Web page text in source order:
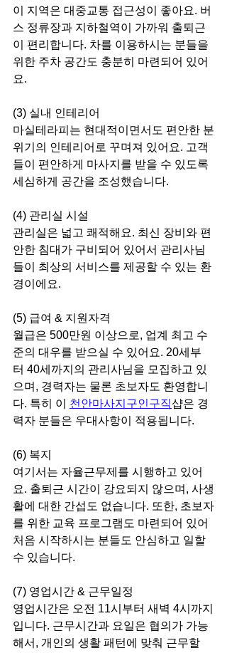
이 지역은 대중교통 접근성이 좋아요. 버
스 정류장과 지하철역이 가까워 출퇴근
이 편리합니다. 차를 이용하시는 분들을
위한 주차 공간도 충분히 마련되어 있어
요.
(3) 실내 인테리어
마실테라피는 현대적이면서도 편안한 분
위기의 인테리어로 꾸며져 있어요. 고객
들이 편안하게 마사지를 받을 수 있도록
세심하게 공간을 조성했습니다.
(4) 관리실 시설
관리실은 넓고 쾌적해요. 최신 장비와 편
안한 침대가 구비되어 있어서 관리사님
들이 최상의 서비스를 제공할 수 있는 환
경이에요.
(5) 급여 & 지원자격
월급은 500만원 이상으로, 업계 최고 수
준의 대우를 받으실 수 있어요. 20세부
터 40세까지의 관리사님을 모집하고 있
으며, 경력자는 물론 초보자도 환영합니
다. 특히 이 천안마사지구인구직샵은 경
력자 분들은 우대사항이 적용됩니다.
(6) 복지
여기서는 자율근무제를 시행하고 있어
요. 출퇴근 시간이 강요되지 않으며, 사생
활에 대한 간섭도 없습니다. 또한, 초보자
를 위한 교육 프로그램도 마련되어 있어
처음 시작하시는 분들도 안심하고 일할
수 있습니다.
(7) 영업시간 & 근무일정
영업시간은 오전 11시부터 새벽 4시까지
입니다. 근무시간과 요일은 협의가 가능
해서, 개인의 생활 패턴에 맞춰 근무할